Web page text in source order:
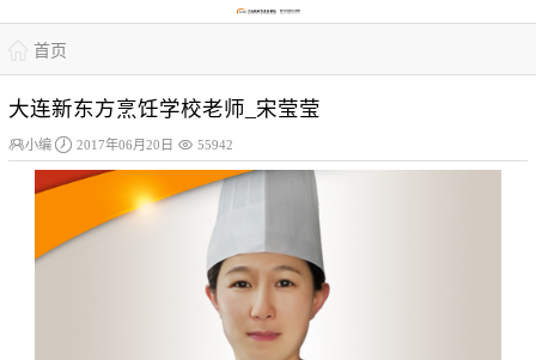
 首页
大连新东方烹饪学校老师_宋莹莹
小编  2017年06月20日  55942